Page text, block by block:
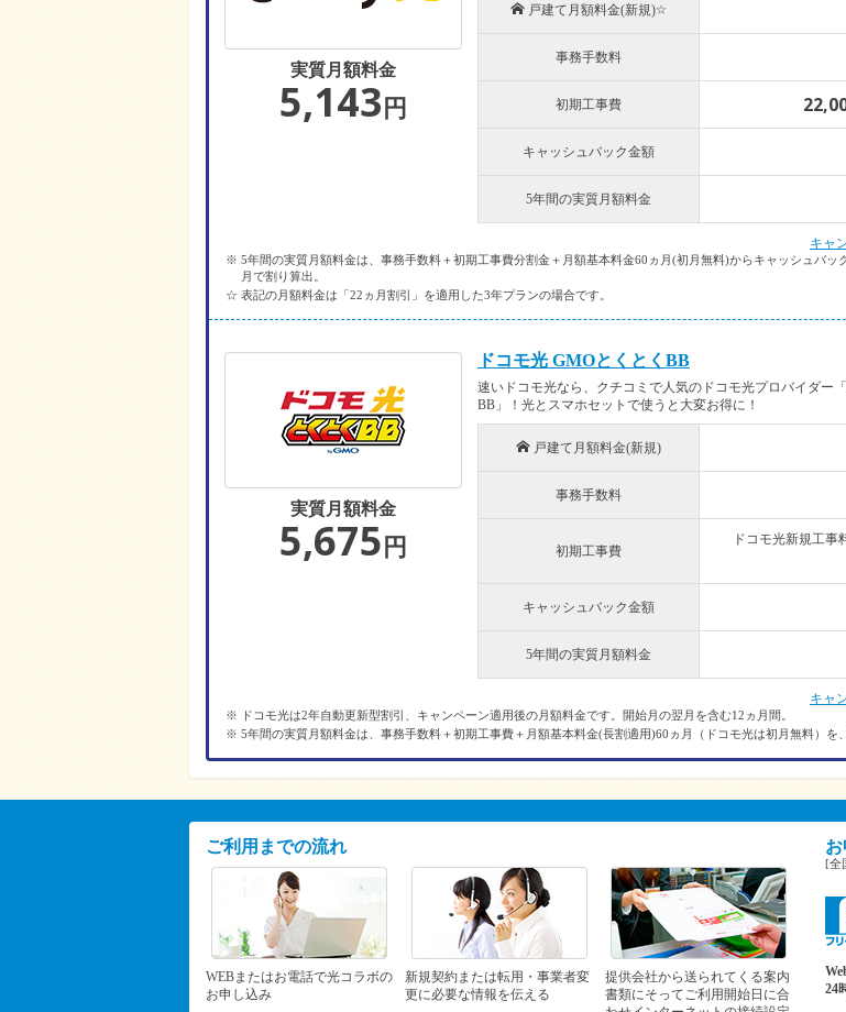
実質月額料金
5,143 円
h戸建て月額料金(新規)☆
事務手数料
初期工事費
キャッシュバック金額
5年間の実質月額料金
キャ
※ 5年間の実質月額料金は、事務手数料＋初期工事費分割金＋月額基本料金60ヵ月(初月無料)からキャッシュバッ
月で割り算出。
☆ 表記の月額料金は「22ヵ月割引」を適用した3年プランの場合です。
実質月額料金
5,675 円
ドコモ光 GMOとくとくBB
速いドコモ光なら、クチコミで人気のドコモ光プロバイダー
BB」！光とスマホセットで使うと大変お得に！
h戸建て月額料金(新規)
事務手数料
初期工事費
ドコモ光新規工事
キャッシュバック金額
5年間の実質月額料金
キャ
※ ドコモ光は2年自動更新型割引、キャンペーン適用後の月額料金です。開始月の翌月を含む12ヵ月間。
※ 5年間の実質月額料金は、事務手数料＋初期工事費＋月額基本料金(長割適用)60ヵ月（ドコモ光は初月無料）を
ご利用までの流れ
WEBまたはお電話で光コラボの
お申し込み
新規契約または転用・事業者変
更に必要な情報を伝える
提供会社から送られてくる案内
書類にそってご利用開始日に合
[全
24